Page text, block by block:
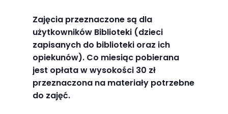
Zajęcia przeznaczone są dla
użytkowników Biblioteki (dzieci
zapisanych do biblioteki oraz ich
opiekunów). Co miesiąc pobierana
jest opłata w wysokości 30 zł
przeznaczona na materiały potrzebne
do zajęć.
Aby nasza
strona
internetowa
działała jak
najlepiej
podczas